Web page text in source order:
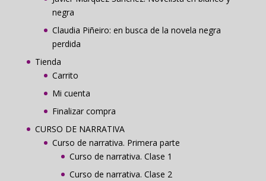
negra
Claudia Piñeiro: en busca de la novela negra
perdida
Tienda
Carrito
Mi cuenta
Finalizar compra
CURSO DE NARRATIVA
Curso de narrativa. Primera parte
Curso de narrativa. Clase 1
Curso de narrativa. Clase 2